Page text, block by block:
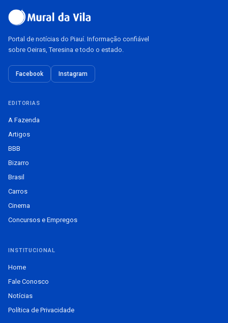
Portal de notícias do Piauí. Informação confiável
sobre Oeiras, Teresina e todo o estado.
Facebook Instagram
EDITORIAS
A Fazenda
Artigos
BBB
Bizarro
Brasil
Carros
Cinema
Concursos e Empregos
INSTITUCIONAL
Home
Fale Conosco
Notícias
Política de Privacidade